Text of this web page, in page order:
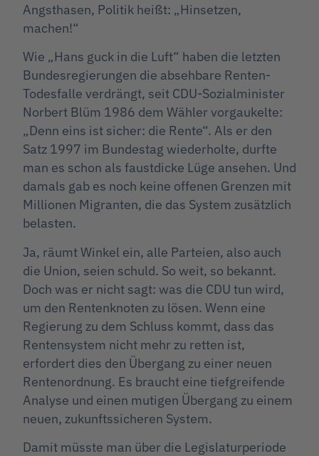
Angsthasen, Politik heißt: „Hinsetzen,
machen!“
Wie „Hans guck in die Luft“ haben die letzten
Bundesregierungen die absehbare Renten-
Todesfalle verdrängt, seit CDU-Sozialminister
Norbert Blüm 1986 dem Wähler vorgaukelte:
„Denn eins ist sicher: die Rente“. Als er den
Satz 1997 im Bundestag wiederholte, durfte
man es schon als faustdicke Lüge ansehen. Und
damals gab es noch keine offenen Grenzen mit
Millionen Migranten, die das System zusätzlich
belasten.
Ja, räumt Winkel ein, alle Parteien, also auch
die Union, seien schuld. So weit, so bekannt.
Doch was er nicht sagt: was die CDU tun wird,
um den Rentenknoten zu lösen. Wenn eine
Regierung zu dem Schluss kommt, dass das
Rentensystem nicht mehr zu retten ist,
erfordert dies den Übergang zu einer neuen
Rentenordnung. Es braucht eine tiefgreifende
Analyse und einen mutigen Übergang zu einem
neuen, zukunftssicheren System.
Damit müsste man über die Legislaturperiode